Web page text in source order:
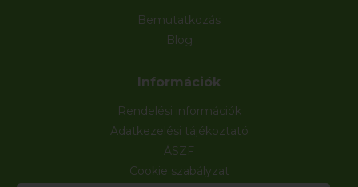
Bemutatkozás
Blog
Információk
Rendelési információk
Adatkezelési tájékoztató
ÁSZF
Cookie szabályzat